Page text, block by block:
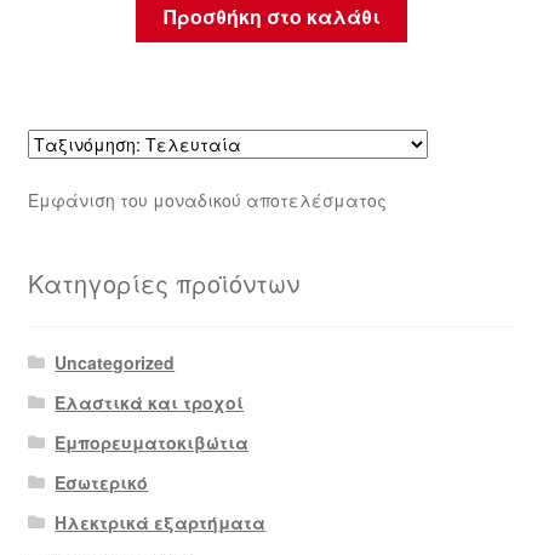
Προσθήκη στο καλάθι
Εμφάνιση του μοναδικού αποτελέσματος
Κατηγορίες προϊόντων
Uncategorized
Ελαστικά και τροχοί
Εμπορευματοκιβώτια
Εσωτερικό
Ηλεκτρικά εξαρτήματα